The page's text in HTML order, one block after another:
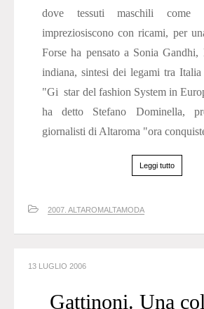
dove tessuti maschili
impreziosiscono con ricami, per
Forse ha pensato a Sonia Gandhi,
indiana, sintesi dei legami tra Italia
"Gi star del fashion System in
ha detto Stefano Dominella,
giornalisti di Altaroma "ora
Leggi tutto
2007. ALTAROMALTAMODA
13 LUGLIO 2006
Gattinoni. Una